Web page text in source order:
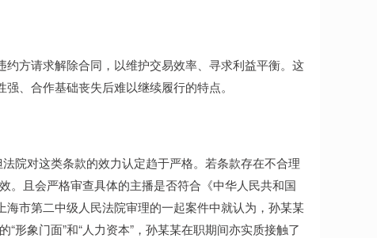
方请求解除合同，以维护交易效率、寻求利益平衡。这
、合作基础丧失后难以继续履行的特点。
院对这类条款的效力认定趋于严格。若条款存在不合理
。且会严格审查具体的主播是否符合《中华人民共和国
市第二中级人民法院审理的一起案件中就认为，孙某某
形象门面”和“人力资本”，孙某某在职期间亦实质接触了